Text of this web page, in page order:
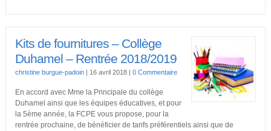
Kits de fournitures – Collège
Duhamel – Rentrée 2018/2019
christine burgue-padoin| 16 avril 2018 | 0 Commentaire
En accord avec Mme la Principale du collège
Duhamel ainsi que les équipes éducatives, et pour
la 5ème année, la FCPE vous propose, pour la
rentrée prochaine, de bénéficier de tarifs préférentiels ainsi que de